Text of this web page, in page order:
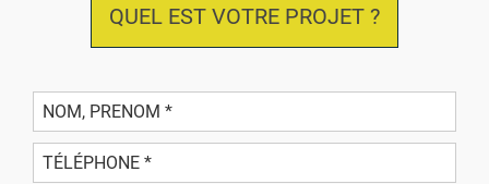
QUEL EST VOTRE PROJET ?